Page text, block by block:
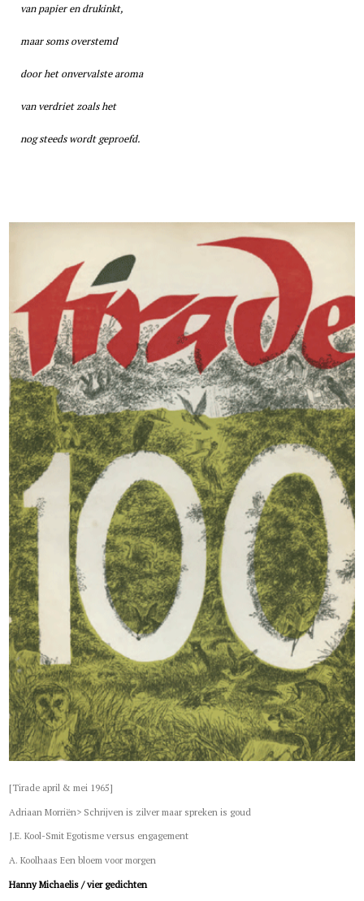
van papier en drukinkt,
maar soms overstemd
door het onvervalste aroma
van verdriet zoals het
nog steeds wordt geproefd.
[Tirade april & mei 1965]
Adriaan Morriën> Schrijven is zilver maar spreken is goud
J.E. Kool-Smit Egotisme versus engagement
A. Koolhaas Een bloem voor morgen
Hanny Michaelis / vier gedichten